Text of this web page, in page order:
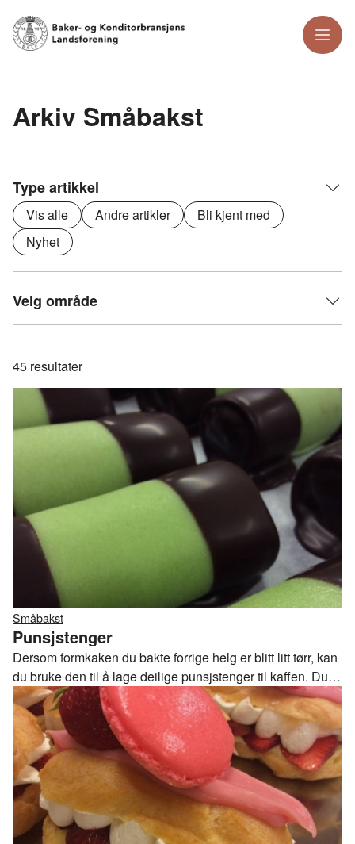
Meny
Arkiv Småbakst
Type artikkel
Vis alle Andre artikler
Bli kjent med
Nyhet
Velg område
45 resultater
Småbakst
Punsjstenger
Dersom formkaken du bakte forrige helg er blitt litt tørr, kan
du bruke den til å lage deilige punsjstenger til kaffen. Du
kan også bruke sukkerbrød for å lage disse små
fristelsene!